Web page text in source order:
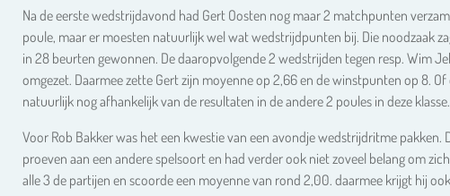
Na de eerste wedstrijdavond had Gert Oosten nog maar 2 matchpunten
poule, maar er moesten natuurlijk wel wat wedstrijdpunten bij. Die noodzaak
in 28 beurten gewonnen. De daaropvolgende 2 wedstrijden tegen resp. Wim
omgezet. Daarmee zette Gert zijn moyenne op 2,66 en de winstpunten op 8.
natuurlijk nog afhankelijk van de resultaten in de andere 2 poules in deze klasse.
Voor Rob Bakker was het een kwestie van een avondje wedstrijdritme pakken.
proeven aan een andere spelsoort en had verder ook niet zoveel belang om
alle 3 de partijen en scoorde een moyenne van rond 2,00. daarmee krijgt hij